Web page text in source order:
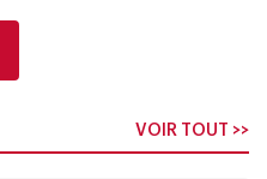
VOIR TOUT >>